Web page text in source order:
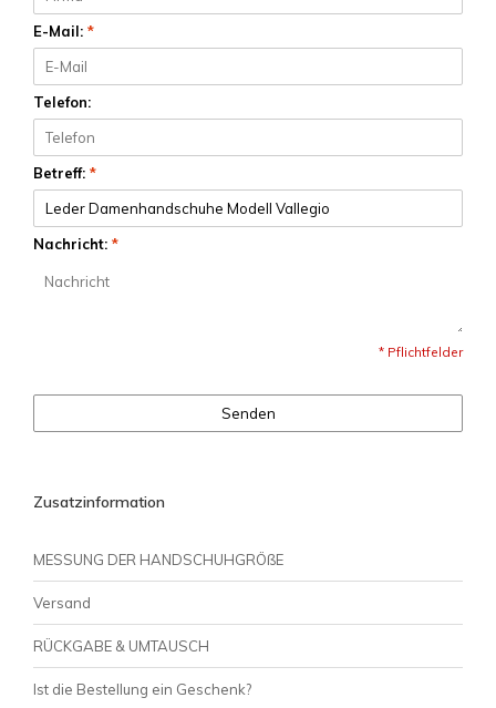
E-Mail: *
Telefon:
Betreff: *
Nachricht: *
* Pflichtfelder
Senden
Zusatzinformation
MESSUNG DER HANDSCHUHGRÖßE
Versand
RÜCKGABE & UMTAUSCH
Ist die Bestellung ein Geschenk?